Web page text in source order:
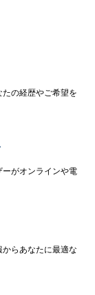
の経歴やご希望を
がオンラインや電
らあなたに最適な